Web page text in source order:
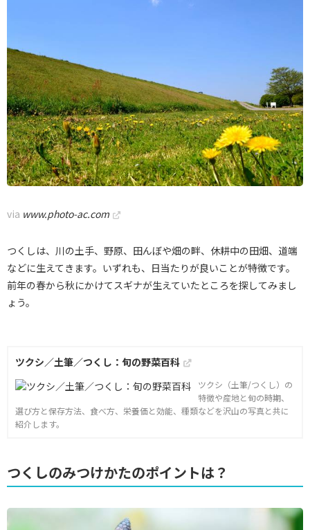
via www.photo-ac.com
つくしは、川の土手、野原、田んぼや畑の畔、休耕中の田畑、道端
などに生えてきます。いずれも、日当たりが良いことが特徴です。
前年の春から秋にかけてスギナが生えていたところを探してみまし
ょう。
ツクシ／土筆／つくし：旬の野菜百科
ツクシ（土筆/つくし）の
特徴や産地と旬の時期、
選び方と保存方法、食べ方、栄養価と効能、種類などを沢山の写真と共に
紹介します。
つくしのみつけかたのポイントは？